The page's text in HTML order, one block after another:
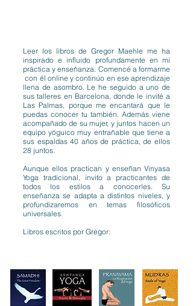
Leer los libros de Gregor Maehle me ha
inspirado e influido profundamente en mi
práctica y enseñanza. Comencé a formarme
con él online y continúo en ese aprendizaje
llena de asombro. Le he seguido a uno de
sus talleres en Barcelona, donde le invité a
Las Palmas, porque me encantará que le
puedas conocer tu también. Además viene
acompañado de su mujer, y juntos hacen un
equipo yóguico muy entrañable que tiene a
sus espaldas 40 años de práctica, de ellos
28 juntos.
Aunque ellos practican y enseñan Vinyasa
Yoga tradicional, invito a practicantes de
todos los estilos a conocerles. Su
enseñanza se adapta a distintos niveles, y
profundizaremos en temas filosóficos
universales.
Libros escritos por Gregor: